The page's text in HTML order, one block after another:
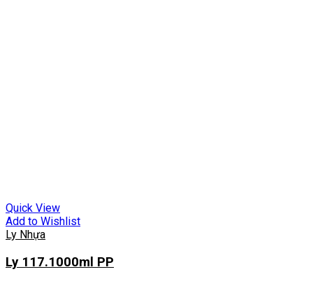
Quick View
Add to Wishlist
Ly Nhựa
Ly 117.1000ml PP